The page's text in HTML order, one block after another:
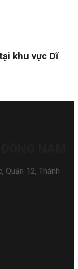
khu vực Dĩ
Quận 12, Thành